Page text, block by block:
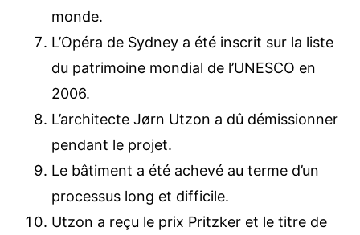
monde.
L’Opéra de Sydney a été inscrit sur la liste
du patrimoine mondial de l’UNESCO en
2006.
L’architecte Jørn Utzon a dû démissionner
pendant le projet.
Le bâtiment a été achevé au terme d’un
processus long et difficile.
Utzon a reçu le prix Pritzker et le titre de